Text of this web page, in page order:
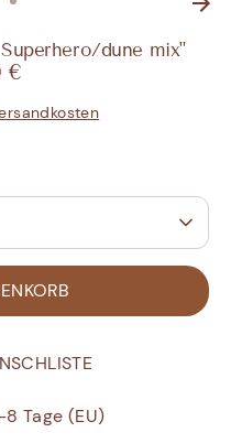
dune mix"
€
Tage (EU)